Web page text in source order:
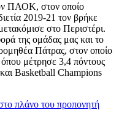
ΠΑΟΚ, στον οποίο
2019-21 τον βρήκε
στο Περιστέρι.
της ομάδας μας και το
Πάτρας, στον οποίο
όπου μέτρησε 3,4 πόντους
Basketball Champions